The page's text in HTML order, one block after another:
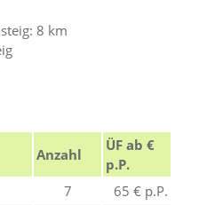
8 km
Anzahl
ÜF ab €
p.P.
7 65 € p.P.